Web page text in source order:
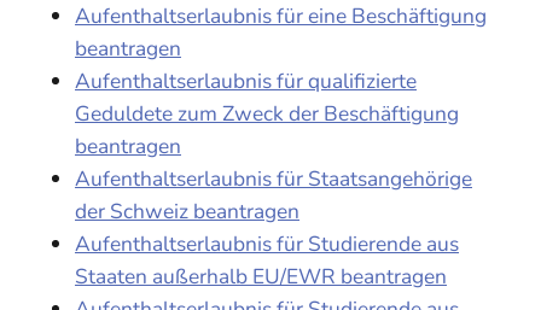
Aufenthaltserlaubnis für eine Beschäftigung
beantragen
Aufenthaltserlaubnis für qualifizierte
Geduldete zum Zweck der Beschäftigung
beantragen
Aufenthaltserlaubnis für Staatsangehörige
der Schweiz beantragen
Aufenthaltserlaubnis für Studierende aus
Staaten außerhalb EU/EWR beantragen